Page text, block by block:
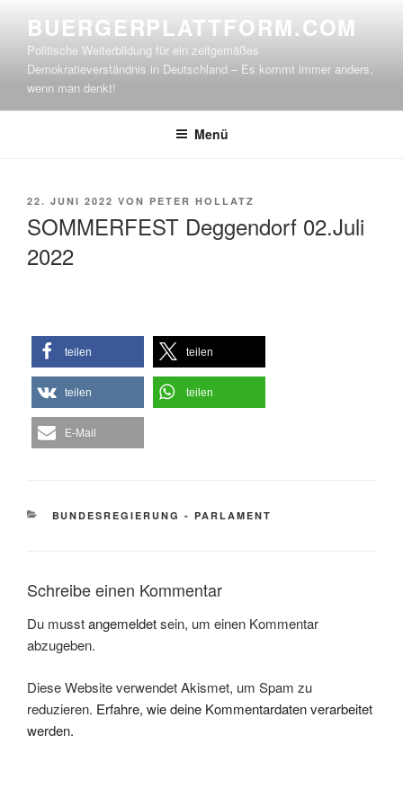
springen
BUERGERPLATTFORM.COM
Politische Weiterbildung für ein zeitgemäßes
Demokratieverständnis in Deutschland – Es kommt immer anders,
wenn man denkt!
Menü
VERÖFFENTLICHT
22. JUNI 2022 VON PETER HOLLATZ
SOMMERFEST Deggendorf 02.Juli
2022
teilen teilen
teilen teilen
E-Mail
KATEGORIEN
BUNDESREGIERUNG - PARLAMENT
Schreibe einen Kommentar
Du musstangemeldetsein, um einen Kommentar
abzugeben.
Diese Website verwendet Akismet, um Spam zu
reduzieren. Erfahre, wie deine Kommentardaten verarbeitet
werden.